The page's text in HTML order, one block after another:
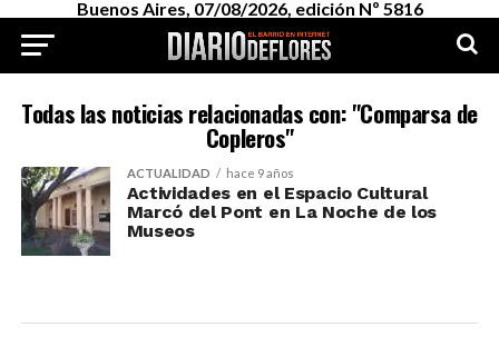
Buenos Aires, 07/08/2026, edición Nº 5816
Todas las noticias relacionadas con: "Comparsa de
Copleros"
ACTUALIDAD hace 9 años
Actividades en el Espacio Cultural
Marcó del Pont en La Noche de los
Museos